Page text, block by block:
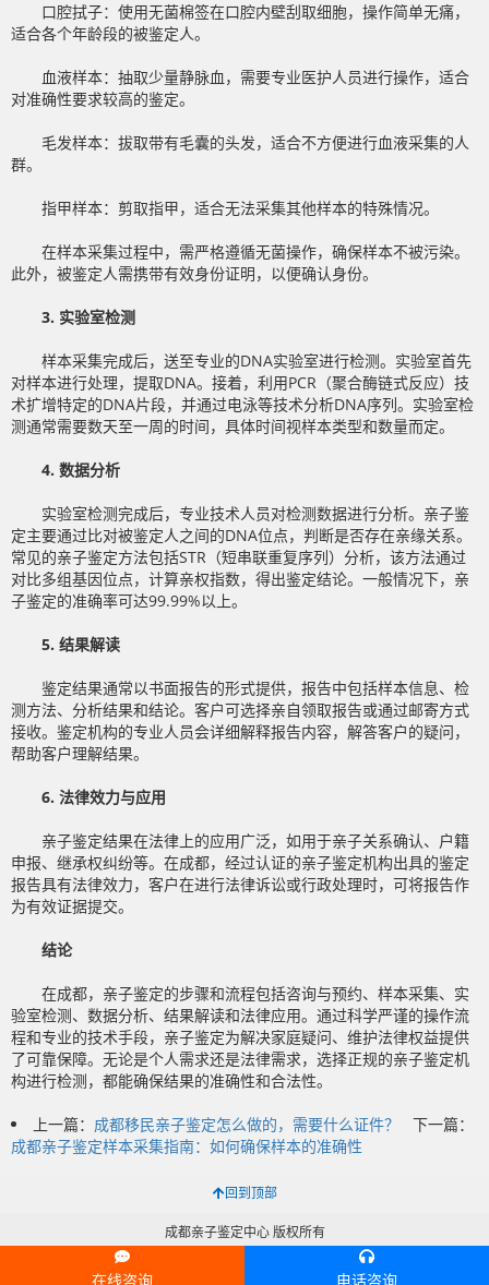
口腔拭子：使用无菌棉签在口腔内壁刮取细胞，操作简单无痛，
适合各个年龄段的被鉴定人。
血液样本：抽取少量静脉血，需要专业医护人员进行操作，适合
对准确性要求较高的鉴定。
毛发样本：拔取带有毛囊的头发，适合不方便进行血液采集的人
群。
指甲样本：剪取指甲，适合无法采集其他样本的特殊情况。
在样本采集过程中，需严格遵循无菌操作，确保样本不被污染。
此外，被鉴定人需携带有效身份证明，以便确认身份。
3. 实验室检测
样本采集完成后，送至专业的DNA实验室进行检测。实验室首先
对样本进行处理，提取DNA。接着，利用PCR（聚合酶链式反应）技
术扩增特定的DNA片段，并通过电泳等技术分析DNA序列。实验室检
测通常需要数天至一周的时间，具体时间视样本类型和数量而定。
4. 数据分析
实验室检测完成后，专业技术人员对检测数据进行分析。亲子鉴
定主要通过比对被鉴定人之间的DNA位点，判断是否存在亲缘关系。
常见的亲子鉴定方法包括STR（短串联重复序列）分析，该方法通过
对比多组基因位点，计算亲权指数，得出鉴定结论。一般情况下，亲
子鉴定的准确率可达99.99%以上。
5. 结果解读
鉴定结果通常以书面报告的形式提供，报告中包括样本信息、检
测方法、分析结果和结论。客户可选择亲自领取报告或通过邮寄方式
接收。鉴定机构的专业人员会详细解释报告内容，解答客户的疑问，
帮助客户理解结果。
6. 法律效力与应用
亲子鉴定结果在法律上的应用广泛，如用于亲子关系确认、户籍
申报、继承权纠纷等。在成都，经过认证的亲子鉴定机构出具的鉴定
报告具有法律效力，客户在进行法律诉讼或行政处理时，可将报告作
为有效证据提交。
结论
在成都，亲子鉴定的步骤和流程包括咨询与预约、样本采集、实
验室检测、数据分析、结果解读和法律应用。通过科学严谨的操作流
程和专业的技术手段，亲子鉴定为解决家庭疑问、维护法律权益提供
了可靠保障。无论是个人需求还是法律需求，选择正规的亲子鉴定机
构进行检测，都能确保结果的准确性和合法性。
上一篇： 成都移民亲子鉴定怎么做的，需要什么证件？
下一篇：
成都亲子鉴定样本采集指南：如何确保样本的准确性
回到顶部
成都亲子鉴定中心 版权所有
在线咨询 电话咨询